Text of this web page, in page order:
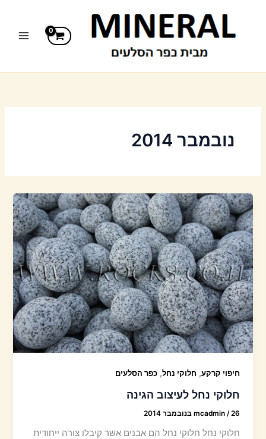
נובמבר 2014
חיפוי קרקע, חלוקי נחל,כפר הסלעים
חלוקי נחל לעיצוב הגינה
mcadmin /26 בנובמבר 2014
חלוקי נחל חלוקי נחל הם אבנים אשר קיבלו צורה ייחודית